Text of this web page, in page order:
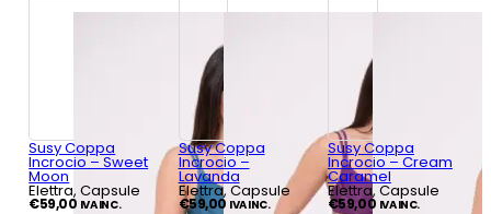
Susy Coppa
Incrocio – Sweet
Moon
Elettra, Capsule
€59,00 IVA INC.
Susy Coppa
Incrocio –
Lavanda
Elettra, Capsule
€59,00 IVA INC.
Susy Coppa
Incrocio – Cream
Caramel
Elettra, Capsule
€59,00 IVA INC.